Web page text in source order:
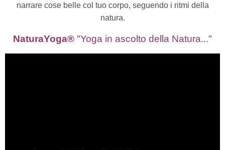
narrare cose belle col tuo corpo, seguendo i ritmi della
natura.
NaturaYoga® "Yoga in ascolto della Natura..."